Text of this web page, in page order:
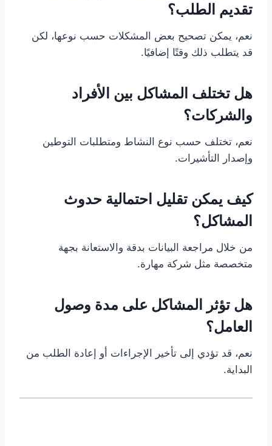
تقديم الطلب؟
نعم، يمكن تصحيح بعض المشكلات حسب نوعها، لكن
قد يتطلب ذلك وقتًا إضافيًا.
هل تختلف المشاكل بين الأفراد
والشركات؟
نعم، تختلف حسب نوع النشاط ومتطلبات التوطين
وإصدار التأشيرات.
كيف يمكن تقليل احتمالية حدوث
المشاكل؟
من خلال مراجعة البيانات بدقة والاستعانة بجهة
متخصصة مثل شركة مهارة.
هل تؤثر المشاكل على مدة وصول
العامل؟
نعم، قد تؤدي إلى تأخير الإجراءات أو إعادة الطلب من
البداية.